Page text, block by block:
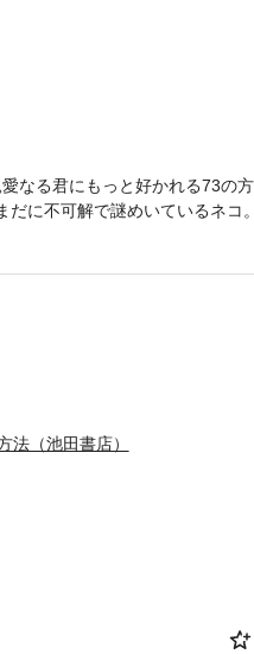
なる君にもっと好かれる73の
に不可解で謎めいているネコ。
まう「つぶやき」に対して、
らす機会を得ているあなたは
になれば、著者としてこの上
（池田書店）